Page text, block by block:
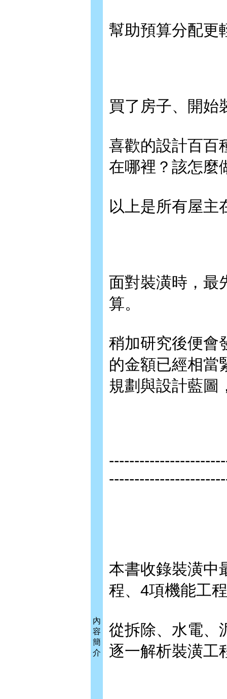
內
容
簡
介
幫助預算分配更
買了房子、開始
喜歡的設計百百
在哪裡？該怎麼
以上是所有屋主
面對裝潢時，最
算。
稍加研究後便會
的金額已經相當
規劃與設計藍圖
本書收錄裝潢中
程、4項機能工
從拆除、水電、
逐一解析裝潢工